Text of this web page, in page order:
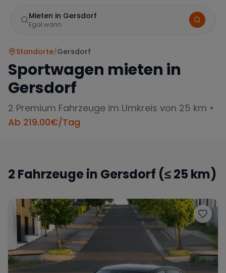
Mieten in Gersdorf
Egal wann
Porsche
Wann
Standorte/Gersdorf
Sportwagen mieten in
Gersdorf
2 Premium Fahrzeuge im Umkreis von 25 km •
Ab 219.00€/Tag
2 Fahrzeuge in Gersdorf (≤ 25 km)